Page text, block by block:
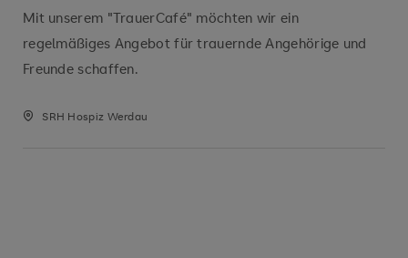
Mit unserem "TrauerCafé" möchten wir ein
regelmäßiges Angebot für trauernde Angehörige und
Freunde schaffen.
SRH Hospiz Werdau